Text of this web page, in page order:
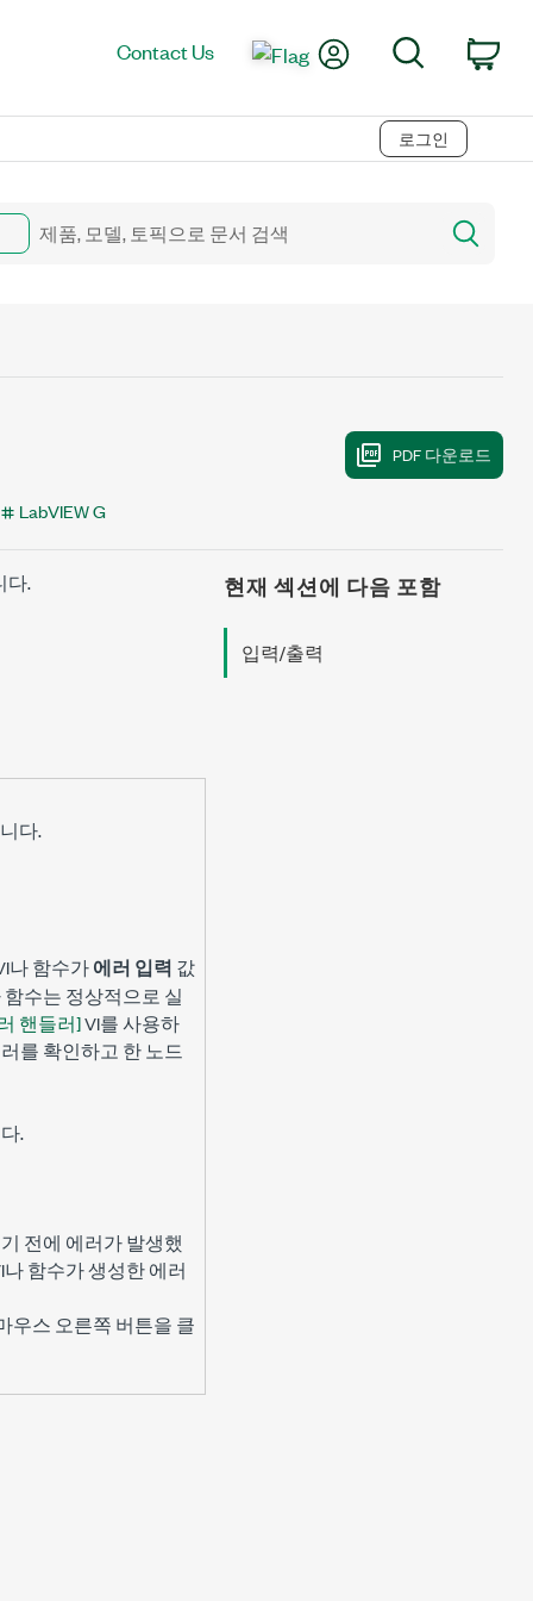
Contact Us My AccountSearch
로그인
LabVIEW G
다.
다.
나 함수가에러 입력 값
수는 정상적으로 실
핸들러]VI를 사용하
를 확인하고 한 노드
.
전에 에러가 발생했
나 함수가 생성한 에러
우스 오른쪽 버튼을 클
현재 섹션에 다음 포함
입력/출력